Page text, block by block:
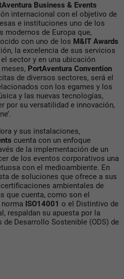
Business & Events
internacional con el objetivo de
e instituciones uno de los
modernos de Europa que,
con uno de los M&IT Awards
la excelencia de sus servicios
sector y en una ubicación
PortAventura Convention
de diversos sectores, será el
con los egames y los
y las nuevas tecnologías,
por su versatilidad e innovación,
y sus instalaciones,
cuenta con un enfoque
de la implementación de un
de los eventos corporativos una
con el medioambiente. En
de soluciones que ofrece a sus
ambientales de
que cuenta, como son el
norma ISO14001 o el Distintivo de
respaldan su apuesta por la
Desarrollo Sostenible (ODS) de